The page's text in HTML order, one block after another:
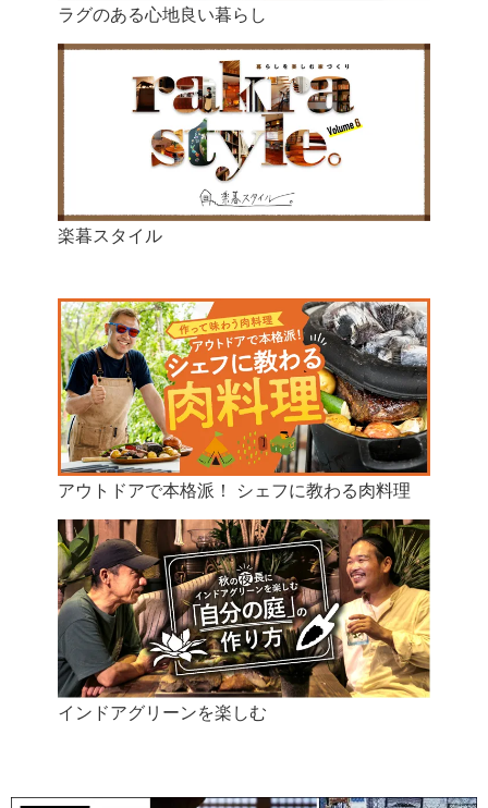
ラグのある心地良い暮らし
楽暮スタイル
アウトドアで本格派！ シェフに教わる肉料理
インドアグリーンを楽しむ